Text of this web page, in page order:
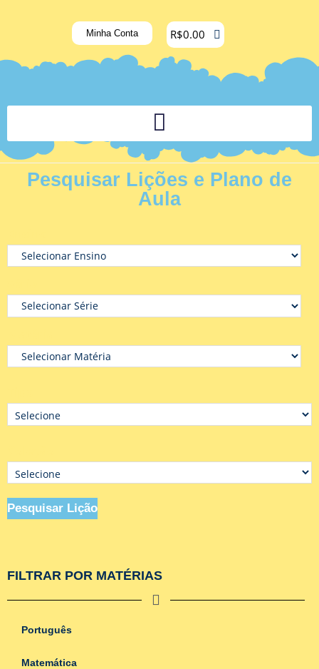
Minha Conta R$0.00
Pesquisar Lições e Plano de
Aula
Pesquisar Lição
FILTRAR POR MATÉRIAS
Português
Matemática